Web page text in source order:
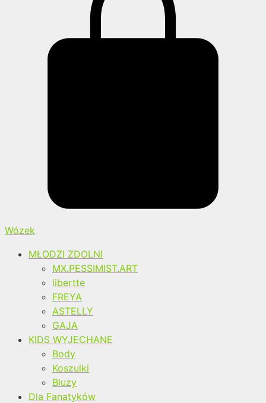
Wózek
MŁODZI ZDOLNI
MX.PESSIMIST.ART
libertte
FREYA
ASTELLY
GAJA
KIDS WYJECHANE
Body
Koszulki
Bluzy
Dla Fanatyków